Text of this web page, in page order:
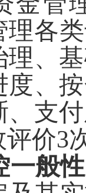
理各
理、
度、
、支
评价3
一般